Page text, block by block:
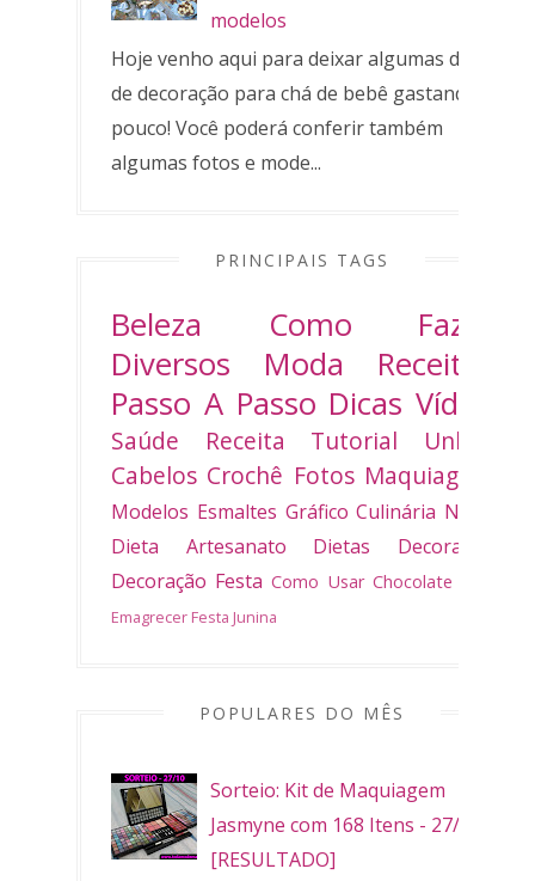
modelos
Hoje venho aqui para deixar algumas dicas
de decoração para chá de bebê gastando
pouco! Você poderá conferir também
algumas fotos e mode...
PRINCIPAIS TAGS
Beleza
Como Fazer
Diversos
Moda
Receitas
Passo A Passo Dicas Vídeo
Saúde Receita Tutorial
Unhas
Cabelos Crochê Fotos Maquiagem
Modelos Esmaltes Gráfico Culinária Natal
Dieta
Artesanato Dietas
Decoradas
Decoração Festa Como Usar Chocolate
Emagrecer Festa Junina
POPULARES DO MÊS
Sorteio: Kit de Maquiagem
Jasmyne com 168 Itens - 27/10
[RESULTADO]